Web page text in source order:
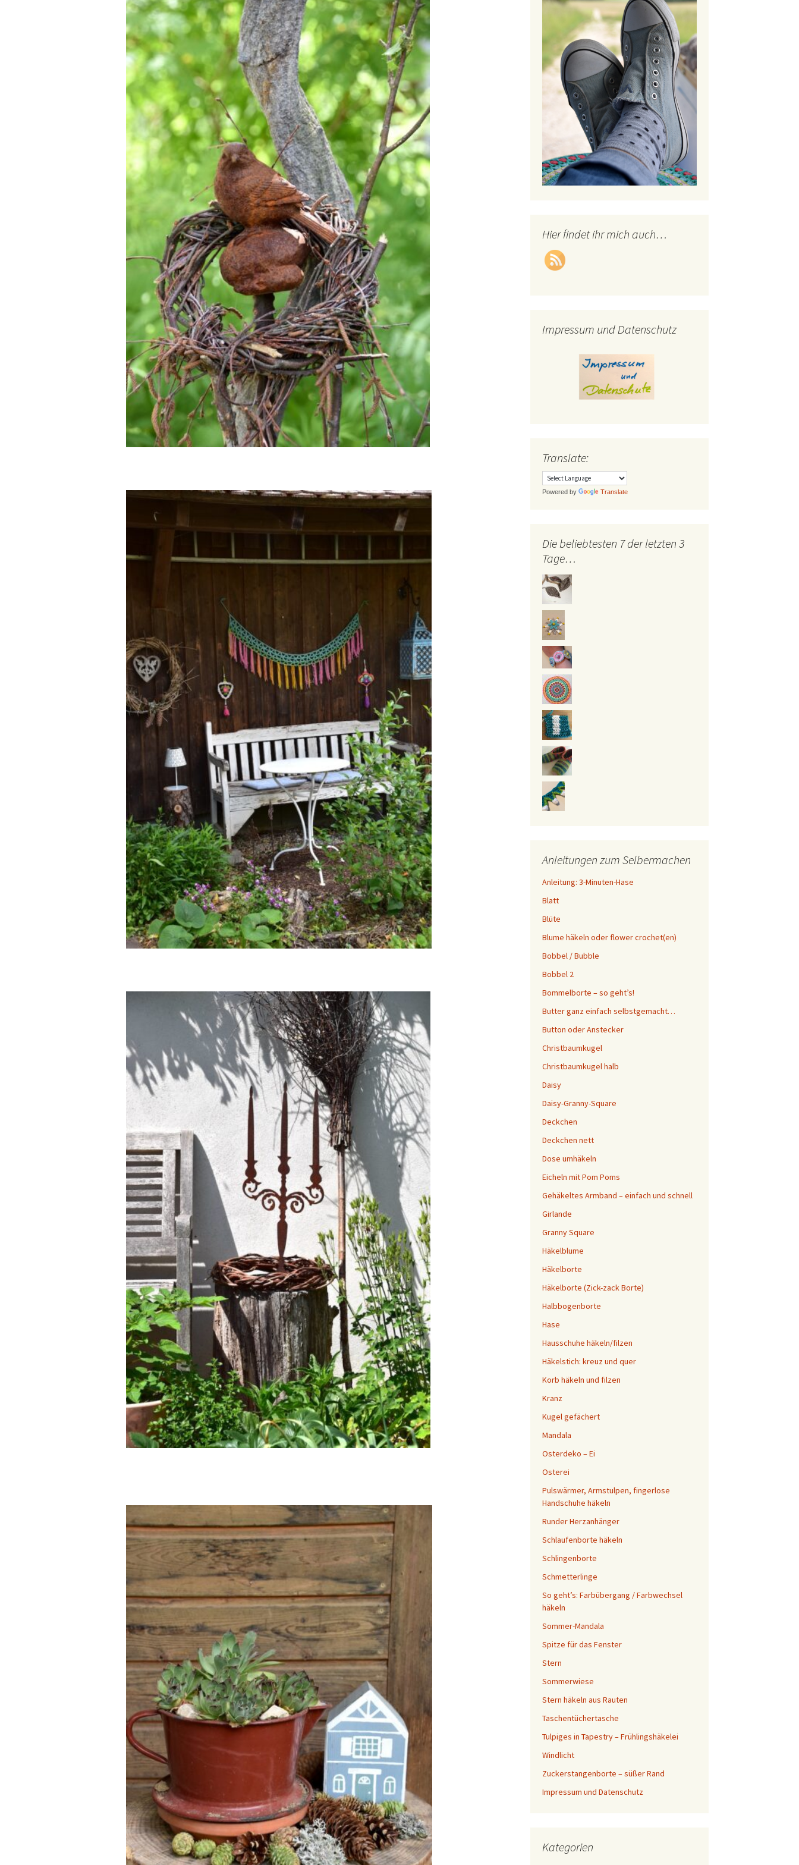
Hier findet ihr mich auch…
Impressum und Datenschutz
Translate:
Powered by Translate
Die beliebtesten 7 der letzten 3
Tage…
Anleitungen zum Selbermachen
Anleitung: 3-Minuten-Hase
Blatt
Blüte
Blume häkeln oder flower crochet(en)
Bobbel / Bubble
Bobbel 2
Bommelborte – so geht’s!
Butter ganz einfach selbstgemacht…
Button oder Anstecker
Christbaumkugel
Christbaumkugel halb
Daisy
Daisy-Granny-Square
Deckchen
Deckchen nett
Dose umhäkeln
Eicheln mit Pom Poms
Gehäkeltes Armband – einfach und schnell
Girlande
Granny Square
Häkelblume
Häkelborte
Häkelborte (Zick-zack Borte)
Halbbogenborte
Hase
Hausschuhe häkeln/filzen
Häkelstich: kreuz und quer
Korb häkeln und filzen
Kranz
Kugel gefächert
Mandala
Osterdeko – Ei
Osterei
Pulswärmer, Armstulpen, fingerlose
Handschuhe häkeln
Runder Herzanhänger
Schlaufenborte häkeln
Schlingenborte
Schmetterlinge
So geht’s: Farbübergang / Farbwechsel
häkeln
Sommer-Mandala
Spitze für das Fenster
Stern
Sommerwiese
Stern häkeln aus Rauten
Taschentüchertasche
Tulpiges in Tapestry – Frühlingshäkelei
Windlicht
Zuckerstangenborte – süßer Rand
Impressum und Datenschutz
Kategorien